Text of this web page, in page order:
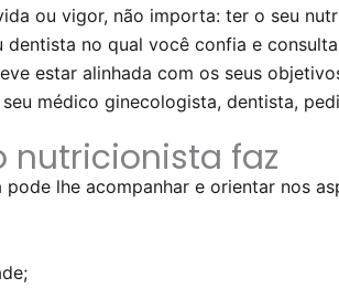
ou vigor, não importa: ter o seu
dentista no qual você confia e
estar alinhada com os seus
médico ginecologista, dentista,
nutricionista faz
pode lhe acompanhar e orientar nos